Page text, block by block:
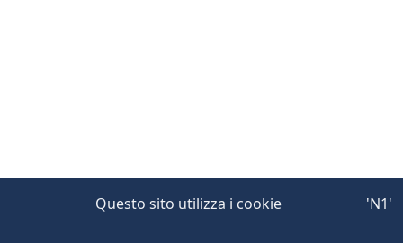
Questo sito utilizza i cookie 'N1'